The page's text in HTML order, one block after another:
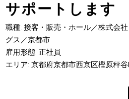
サポートします
職種: 接客・販売・ホール／株式会
グス／京都市
雇用形態: 正社員
エリア: 京都府京都市西京区樫原秤谷